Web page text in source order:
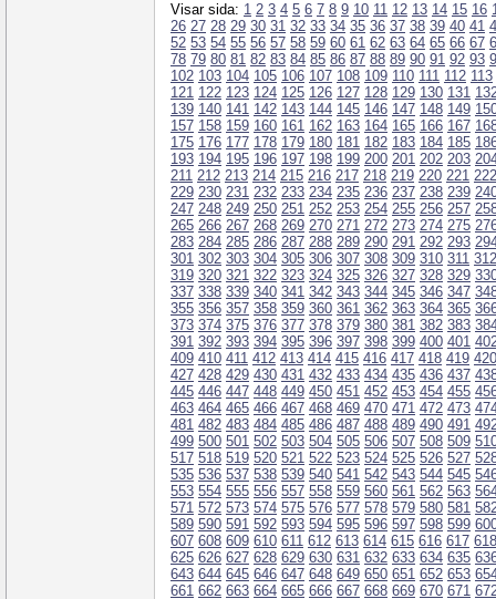
Visar sida: 1 2 3 4 5 6 7 8 9 10 11 12 13 14 15 16
26 27 28 29 30 31 32 33 34 35 36 37 38 39 40 41
52 53 54 55 56 57 58 59 60 61 62 63 64 65 66 67
78 79 80 81 82 83 84 85 86 87 88 89 90 91 92 93
102 103 104 105 106 107 108 109 110 111 112 113
121 122 123 124 125 126 127 128 129 130 131
139 140 141 142 143 144 145 146 147 148 149
157 158 159 160 161 162 163 164 165 166 167
175 176 177 178 179 180 181 182 183 184 185
193 194 195 196 197 198 199 200 201 202 203
211 212 213 214 215 216 217 218 219 220 221 222
229 230 231 232 233 234 235 236 237 238 239
247 248 249 250 251 252 253 254 255 256 257
265 266 267 268 269 270 271 272 273 274 275
283 284 285 286 287 288 289 290 291 292 293
301 302 303 304 305 306 307 308 309 310 311 312
319 320 321 322 323 324 325 326 327 328 329
337 338 339 340 341 342 343 344 345 346 347
355 356 357 358 359 360 361 362 363 364 365
373 374 375 376 377 378 379 380 381 382 383
391 392 393 394 395 396 397 398 399 400 401
409 410 411 412 413 414 415 416 417 418 419 420
427 428 429 430 431 432 433 434 435 436 437
445 446 447 448 449 450 451 452 453 454 455
463 464 465 466 467 468 469 470 471 472 473
481 482 483 484 485 486 487 488 489 490 491
499 500 501 502 503 504 505 506 507 508 509
517 518 519 520 521 522 523 524 525 526 527
535 536 537 538 539 540 541 542 543 544 545
553 554 555 556 557 558 559 560 561 562 563
571 572 573 574 575 576 577 578 579 580 581
589 590 591 592 593 594 595 596 597 598 599
607 608 609 610 611 612 613 614 615 616 617 618
625 626 627 628 629 630 631 632 633 634 635
643 644 645 646 647 648 649 650 651 652 653
661 662 663 664 665 666 667 668 669 670 671